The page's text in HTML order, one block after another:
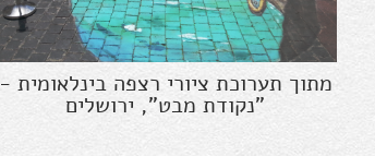
מתוך תערוכת ציורי רצפה בינלאומית -
"נקודת מבט", ירושלים